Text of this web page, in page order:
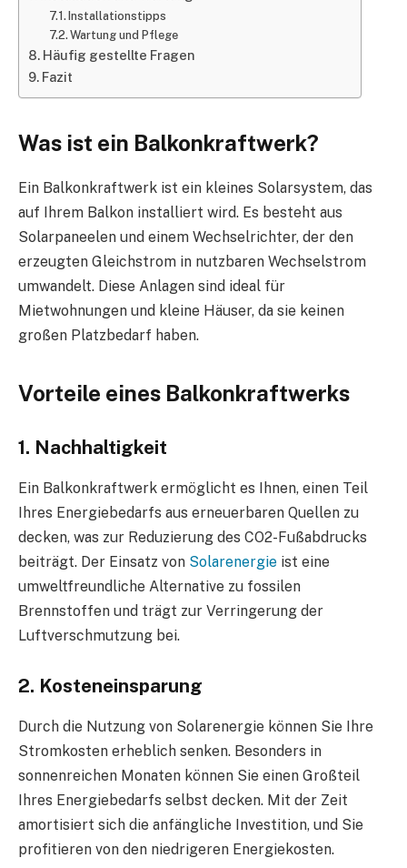
Installationstipps
Wartung und Pflege
Häufig gestellte Fragen
Fazit
Was ist ein Balkonkraftwerk?
Ein Balkonkraftwerk ist ein kleines Solarsystem, das
auf Ihrem Balkon installiert wird. Es besteht aus
Solarpaneelen und einem Wechselrichter, der den
erzeugten Gleichstrom in nutzbaren Wechselstrom
umwandelt. Diese Anlagen sind ideal für
Mietwohnungen und kleine Häuser, da sie keinen
großen Platzbedarf haben.
Vorteile eines Balkonkraftwerks
1. Nachhaltigkeit
Ein Balkonkraftwerk ermöglicht es Ihnen, einen Teil
Ihres Energiebedarfs aus erneuerbaren Quellen zu
decken, was zur Reduzierung des CO2-Fußabdrucks
beiträgt. Der Einsatz von Solarenergie ist eine
umweltfreundliche Alternative zu fossilen
Brennstoffen und trägt zur Verringerung der
Luftverschmutzung bei.
2. Kosteneinsparung
Durch die Nutzung von Solarenergie können Sie Ihre
Stromkosten erheblich senken. Besonders in
sonnenreichen Monaten können Sie einen Großteil
Ihres Energiebedarfs selbst decken. Mit der Zeit
amortisiert sich die anfängliche Investition, und Sie
profitieren von den niedrigeren Energiekosten.